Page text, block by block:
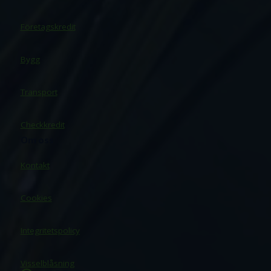
Företagskredit
Bygg
Transport
Checkkredit
Kontakt
Cookies
Integritetspolicy
Visselblåsning